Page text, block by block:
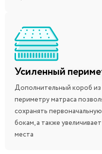
Усиленный
Дополнительный короб
периметру матраса
сохранять
бокам, а также
места